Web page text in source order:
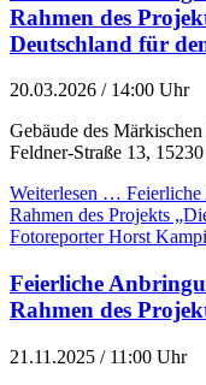
Rahmen des
Deutschland für
20.03.2026 / 14:00 Uhr
Gebäude des
Feldner-Straße 13,
Weiterlesen …
Rahmen des Projekts
Fotoreporter Horst
Feierliche
Rahmen des
21.11.2025 / 11:00 Uhr